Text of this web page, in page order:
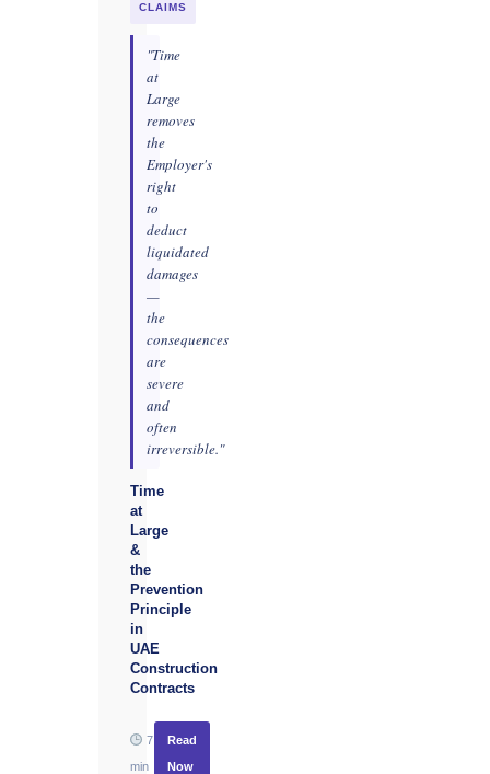
CLAIMS
"Time
at
Large
removes
the
Employer's
right
to
deduct
liquidated
damages
—
the
consequences
are
severe
and
often
irreversible."
Time
at
Large
&
the
Prevention
Principle
in
UAE
Construction
Contracts
7
min
Read
Now